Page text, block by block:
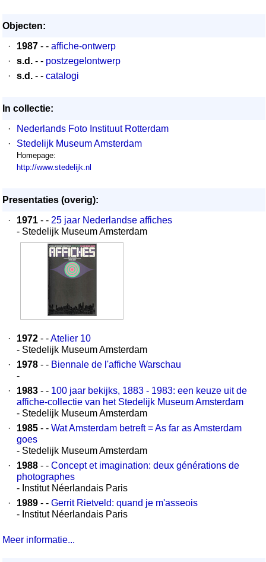
Objecten:
·
1987 - - affiche-ontwerp
·
s.d. - - postzegelontwerp
·
s.d. - - catalogi
In collectie:
·
Nederlands Foto Instituut Rotterdam
·
Stedelijk Museum Amsterdam
Homepage:
http://www.stedelijk.nl
Presentaties (overig):
·
1971 - - 25 jaar Nederlandse affiches
- Stedelijk Museum Amsterdam
· 1972 - -Atelier 10
- Stedelijk Museum Amsterdam
·
1978 - - Biennale de l'affiche Warschau
-
·
1983 - - 100 jaar bekijks, 1883 - 1983: een keuze uit de
affiche-collectie van het Stedelijk Museum Amsterdam
- Stedelijk Museum Amsterdam
·
1985 - - Wat Amsterdam betreft = As far as Amsterdam
goes
- Stedelijk Museum Amsterdam
·
1988 - - Concept et imagination: deux générations de
photographes
- Institut Néerlandais Paris
·
1989 - - Gerrit Rietveld: quand je m'asseois
- Institut Néerlandais Paris
Meer informatie...